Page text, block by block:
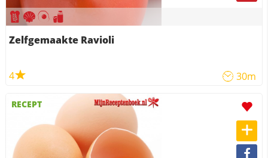
Zelfgemaakte Ravioli
4 30m
RECEPT